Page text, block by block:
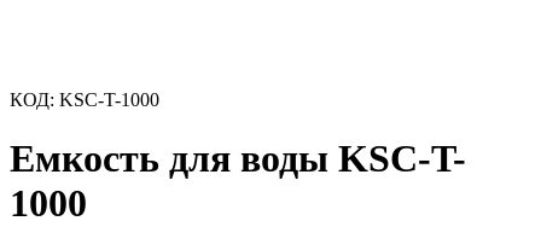
КОД: KSC-T-1000
Емкость для воды KSC-T-
1000